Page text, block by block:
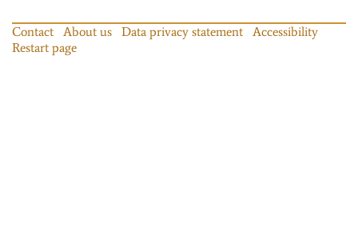
Contact About us Data privacy statement
Accessibility
Restart page